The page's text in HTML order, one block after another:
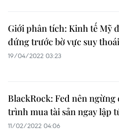
Giới phân tích: Kinh tế Mỹ
đứng trước bờ vực suy thoái
19/04/2022 03:23
BlackRock: Fed nên ngừng
trình mua tài sản ngay lập
11/02/2022 04:06